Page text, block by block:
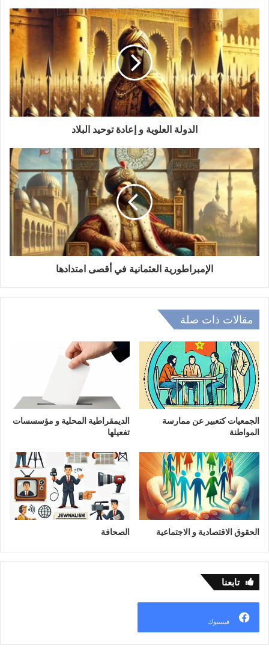
ك
ا
ل
ك
ت
ر
ي
الدولة العلوية و إعادة توحيد البلاد
الإمبراطورية العثمانية في أقصى امتدادها
مقالات ذات صلة
الجمعيات كتعبير عن ممارسة
المواطنة
الديمقراطية المحلية و مؤسسسات
تفعيلها
الحقوق الاقتصادية و الاجتماعية الصحافة
تابعنا
فيسبوك